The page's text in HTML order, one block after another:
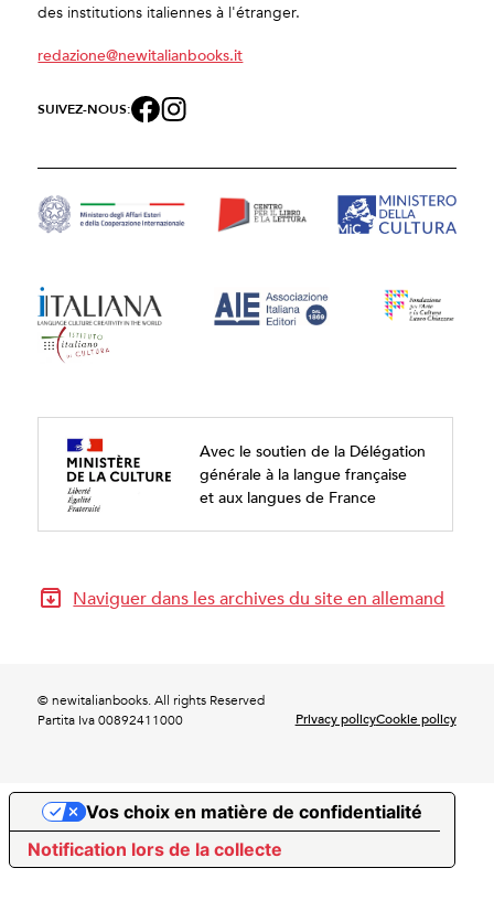
des institutions italiennes à l'étranger.
redazione@newitalianbooks.it
SUIVEZ-NOUS:
Avec le soutien de la Délégation
générale à la langue française
et aux langues de France
Naviguer dans les archives du site en allemand
© newitalianbooks. All rights Reserved
Partita Iva 00892411000
Privacy policyCookie policy
Notification lors de la collecte
Vos choix en matière de confidentialité